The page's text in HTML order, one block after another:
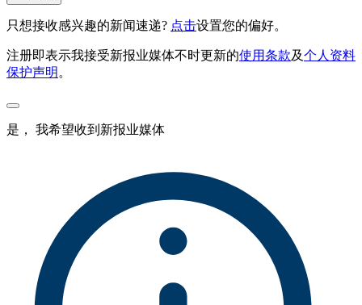
只想接收感兴趣的新闻速递? 点击设置您的偏好。
注册即表示我接受新报业媒体不时更新的使用条款及个人资料
保护声明。
是， 我希望收到新报业媒体